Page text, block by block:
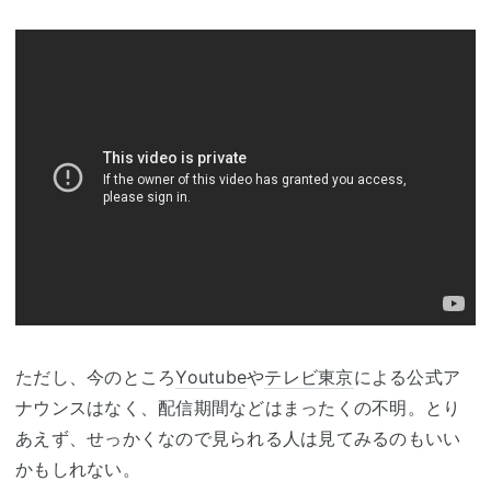
ただし、今のところYoutubeやテレビ東京による公式ア
ナウンスはなく、配信期間などはまったくの不明。とり
あえず、せっかくなので見られる人は見てみるのもいい
かもしれない。